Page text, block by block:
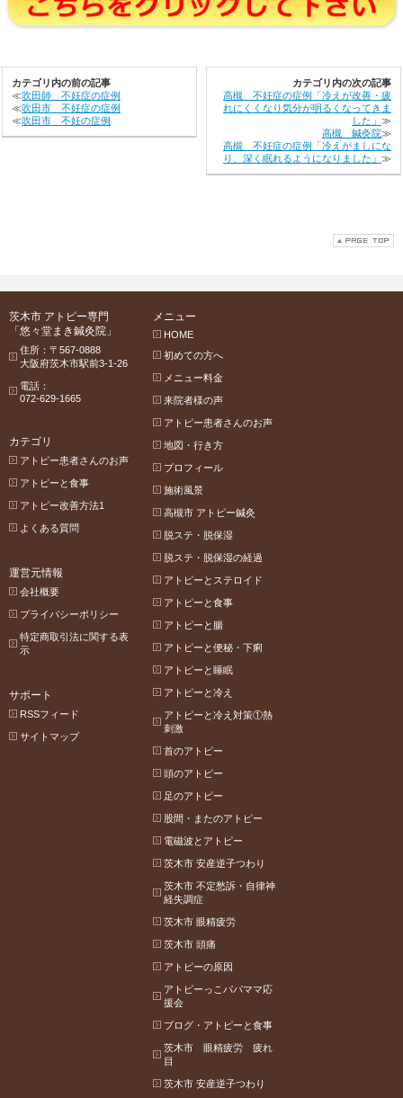
カテゴリ内の前の記事
≪吹田師 不妊症の症例
≪吹田市 不妊症の症例
≪吹田市 不妊の症例
カテゴリ内の次の記事
高槻 不妊症の症例「冷えが改善・疲
れにくくなり気分が明るくなってきま
した」 ≫
高槻 鍼灸院≫
高槻 不妊症の症例「冷えがましにな
り、深く眠れるようになりました」 ≫
茨木市 アトピー専門
「悠々堂まき鍼灸院」
住所：〒567-0888
大阪府茨木市駅前3-1-26
電話：
072-629-1665
メニュー
HOME
初めての方へ
メニュー料金
来院者様の声
アトピー患者さんのお声
地図・行き方
プロフィール
施術風景
高槻市 アトピー鍼灸
脱ステ・脱保湿
脱ステ・脱保湿の経過
アトピーとステロイド
アトピーと食事
アトピーと腸
アトピーと便秘・下痢
アトピーと睡眠
アトピーと冷え
アトピーと冷え対策①熱
刺激
首のアトピー
頭のアトピー
足のアトピー
股間・またのアトピー
電磁波とアトピー
茨木市 安産逆子つわり
茨木市 不定愁訴・自律神
経失調症
茨木市 眼精疲労
茨木市 頭痛
アトピーの原因
アトピーっこパパママ応
援会
ブログ・アトピーと食事
茨木市 眼精疲労 疲れ
目
茨木市 安産逆子つわり
カテゴリ
アトピー患者さんのお声
アトピーと食事
アトピー改善方法1
よくある質問
運営元情報
会社概要
プライバシーポリシー
特定商取引法に関する表
示
サポート
RSSフィード
サイトマップ